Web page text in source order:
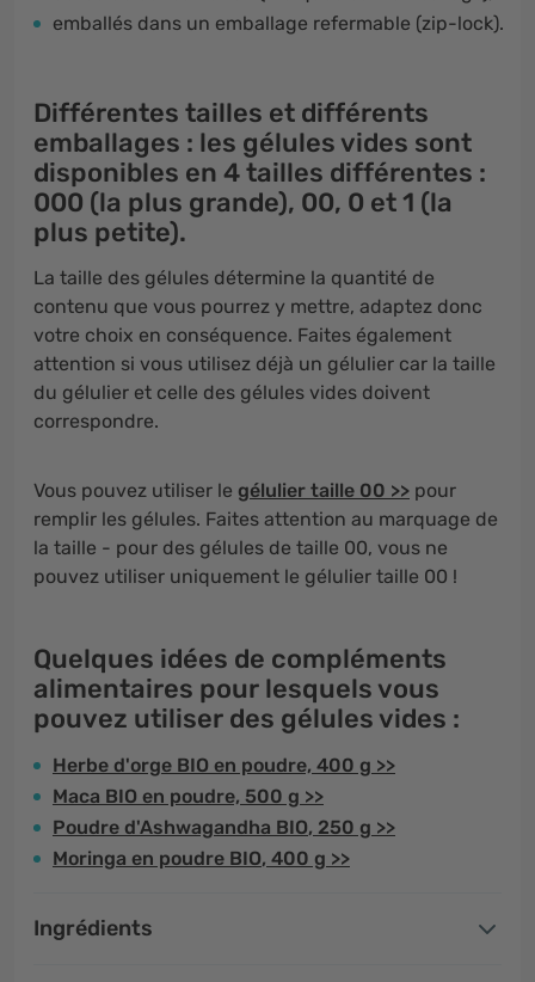
emballés dans un emballage refermable (zip-lock).
Différentes tailles et différents
emballages : les gélules vides sont
disponibles en 4 tailles différentes :
000 (la plus grande), 00, 0 et 1 (la
plus petite).
La taille des gélules détermine la quantité de
contenu que vous pourrez y mettre, adaptez donc
votre choix en conséquence. Faites également
attention si vous utilisez déjà un gélulier car la taille
du gélulier et celle des gélules vides doivent
correspondre.
Vous pouvez utiliser le gélulier taille 00 >> pour
remplir les gélules. Faites attention au marquage de
la taille - pour des gélules de taille 00, vous ne
pouvez utiliser uniquement le gélulier taille 00 !
Quelques idées de compléments
alimentaires pour lesquels vous
pouvez utiliser des gélules vides :
Herbe d'orge BIO en poudre, 400 g >>
Maca BIO en poudre, 500 g >>
Poudre d'Ashwagandha BIO, 250 g >>
Moringa en poudre BIO, 400 g >>
Ingrédients